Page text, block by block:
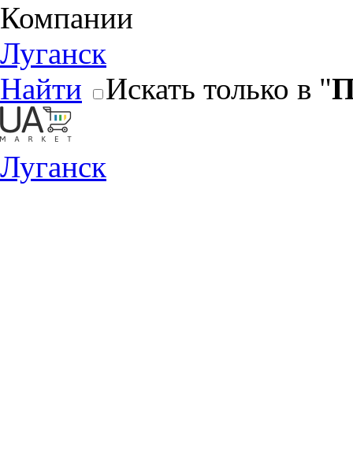
Компании
Луганск
Найти
Искать только в "
Луганск